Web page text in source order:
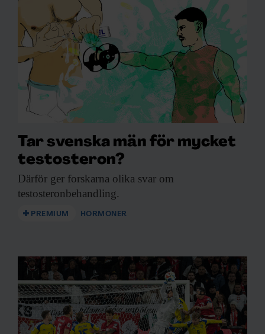
Tar svenska män för mycket
testosteron?
Därför ger forskarna olika svar om
testosteronbehandling.
PREMIUM HORMONER